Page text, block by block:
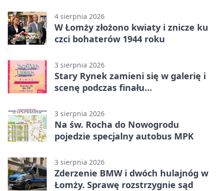
4 sierpnia 2026
W Łomży złożono kwiaty i znicze ku
czci bohaterów 1944 roku
3 sierpnia 2026
Stary Rynek zamieni się w galerię i
scenę podczas finału
3 sierpnia 2026
Na św. Rocha do Nowogrodu
pojedzie specjalny autobus MPK
3 sierpnia 2026
Zderzenie BMW i dwóch hulajnóg w
Łomży. Sprawę rozstrzygnie sąd